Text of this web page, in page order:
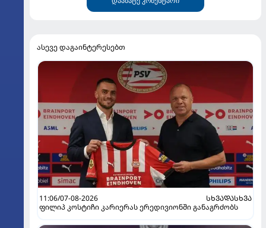
ასევე დაგაინტერესებთ
11:06/07-08-2026
ᲡᲮᲕᲐᲓᲐᲡᲮᲕᲐ
ფილიპ კოსტიჩი კარიერას ერედივიონში განაგრძობს